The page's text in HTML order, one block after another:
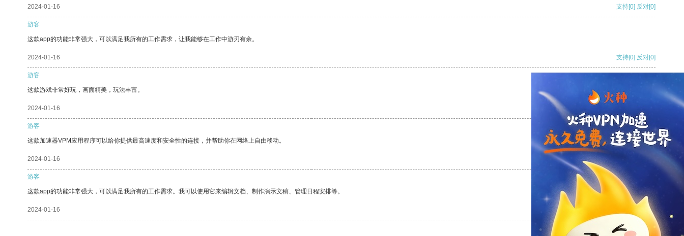
2024-01-16 支持[0] 反对[0]
游客
这款app的功能非常强大，可以满足我所有的工作需求，让我能够在工作中游刃有余。
2024-01-16 支持[0] 反对[0]
游客
这款游戏非常好玩，画面精美，玩法丰富。
2024-01-16
游客
这款加速器VPM应用程序可以给你提供最高速度和安全性的连接，并帮助你在网络上自由移动。
2024-01-16 反对
游客
这款app的功能非常强大，可以满足我所有的工作需求。我可以使用它来编辑文档、制作演示文稿、管理日程安排等。
2024-01-16 反对[0]